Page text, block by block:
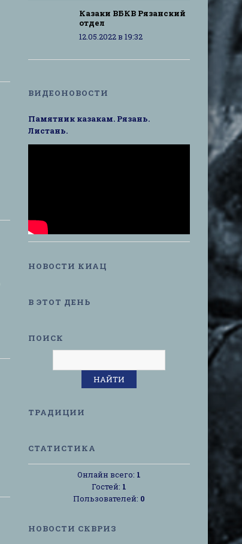
Казаки ВБКВ Рязанский
отдел
12.05.2022 в 19:32
ВИДЕОНОВОСТИ
Памятник казакам. Рязань.
Листань.
НОВОСТИ КИАЦ
В ЭТОТ ДЕНЬ
ПОИСК
ТРАДИЦИИ
СТАТИСТИКА
Онлайн всего: 1
Гостей: 1
Пользователей: 0
НОВОСТИ СКВРИЗ